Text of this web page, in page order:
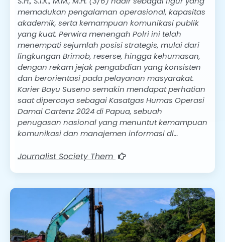
memadukan pengalaman operasional, kapasitas
akademik, serta kemampuan komunikasi publik
yang kuat. Perwira menengah Polri ini telah
menempati sejumlah posisi strategis, mulai dari
lingkungan Brimob, reserse, hingga kehumasan,
dengan rekam jejak pengabdian yang konsisten
dan berorientasi pada pelayanan masyarakat.
Karier Bayu Suseno semakin mendapat perhatian
saat dipercaya sebagai Kasatgas Humas Operasi
Damai Cartenz 2024 di Papua, sebuah
penugasan nasional yang menuntut kemampuan
komunikasi dan manajemen informasi di…
Journalist Society Them